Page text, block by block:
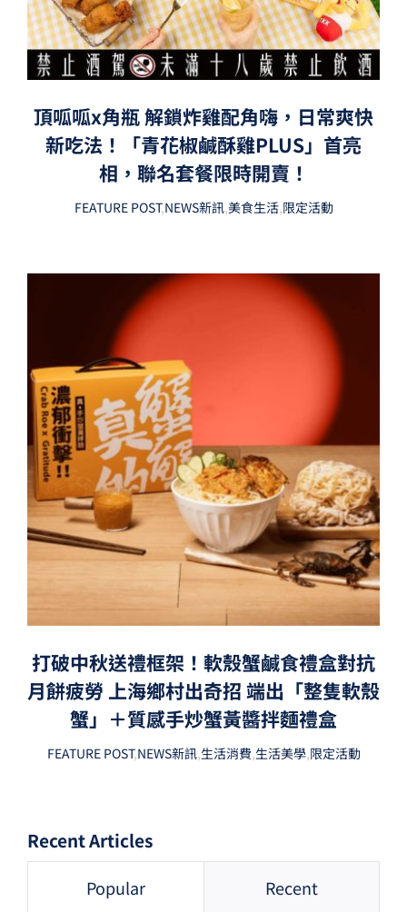
頂呱呱x角瓶 解鎖炸雞配角嗨，日常爽快
新吃法！「青花椒鹹酥雞PLUS」首亮
相，聯名套餐限時開賣！
FEATURE POST,NEWS新訊,美食生活,限定活動
打破中秋送禮框架！軟殼蟹鹹食禮盒對抗
月餅疲勞 上海鄉村出奇招 端出「整隻軟殼
蟹」＋質感手炒蟹黃醬拌麵禮盒
FEATURE POST,NEWS新訊,生活消費,生活美學,限定活動
Recent Articles
Popular Recent